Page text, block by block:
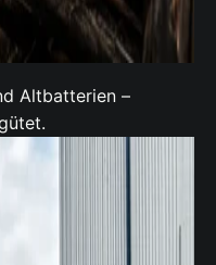
Altbatterien –